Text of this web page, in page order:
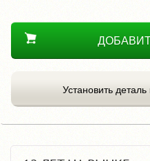
Установить